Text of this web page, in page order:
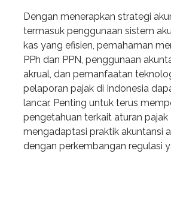
Dengan menerapkan strategi
termasuk penggunaan sistem
kas yang efisien, pemahaman
PPh dan PPN, penggunaan
akrual, dan pemanfaatan
pelaporan pajak di Indonesia
lancar. Penting untuk terus
pengetahuan terkait aturan pajak
mengadaptasi praktik akuntansi
dengan perkembangan regulasi